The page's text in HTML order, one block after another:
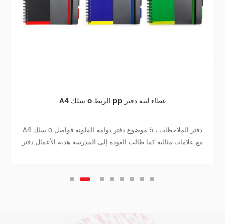
A4 سلك o الربط pp غطاء لينة دفتر
A4 سلك o دفتر الملاحظات ، 5 موضوع دفتر دوامة الملونة فواصل
مع علامات مثالية كما طالب العودة إلى المدرسة هدية الأعمال دفتر